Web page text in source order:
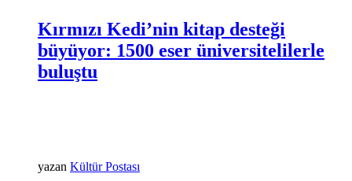
Kırmızı Kedi’nin kitap desteği
büyüyor: 1500 eser üniversitelilerle
buluştu
yazan Kültür Postası